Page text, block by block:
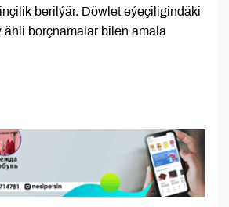
berilýär. Döwlet eýeçiligindäki
ähli borçnamalar bilen amala